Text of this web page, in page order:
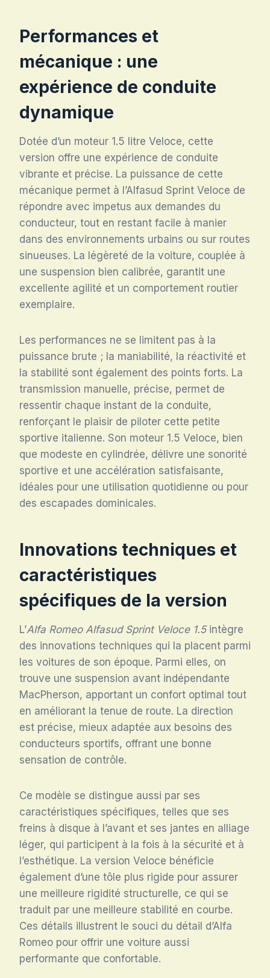
Performances et
mécanique : une
expérience de conduite
dynamique
Dotée d’un moteur 1.5 litre Veloce, cette
version offre une expérience de conduite
vibrante et précise. La puissance de cette
mécanique permet à l’Alfasud Sprint Veloce de
répondre avec impetus aux demandes du
conducteur, tout en restant facile à manier
dans des environnements urbains ou sur routes
sinueuses. La légèreté de la voiture, couplée à
une suspension bien calibrée, garantit une
excellente agilité et un comportement routier
exemplaire.
Les performances ne se limitent pas à la
puissance brute ; la maniabilité, la réactivité et
la stabilité sont également des points forts. La
transmission manuelle, précise, permet de
ressentir chaque instant de la conduite,
renforçant le plaisir de piloter cette petite
sportive italienne. Son moteur 1.5 Veloce, bien
que modeste en cylindrée, délivre une sonorité
sportive et une accélération satisfaisante,
idéales pour une utilisation quotidienne ou pour
des escapades dominicales.
Innovations techniques et
caractéristiques
spécifiques de la version
L’Alfa Romeo Alfasud Sprint Veloce 1.5intègre
des innovations techniques qui la placent parmi
les voitures de son époque. Parmi elles, on
trouve une suspension avant indépendante
MacPherson, apportant un confort optimal tout
en améliorant la tenue de route. La direction
est précise, mieux adaptée aux besoins des
conducteurs sportifs, offrant une bonne
sensation de contrôle.
Ce modèle se distingue aussi par ses
caractéristiques spécifiques, telles que ses
freins à disque à l’avant et ses jantes en alliage
léger, qui participent à la fois à la sécurité et à
l’esthétique. La version Veloce bénéficie
également d’une tôle plus rigide pour assurer
une meilleure rigidité structurelle, ce qui se
traduit par une meilleure stabilité en courbe.
Ces détails illustrent le souci du détail d’Alfa
Romeo pour offrir une voiture aussi
performante que confortable.